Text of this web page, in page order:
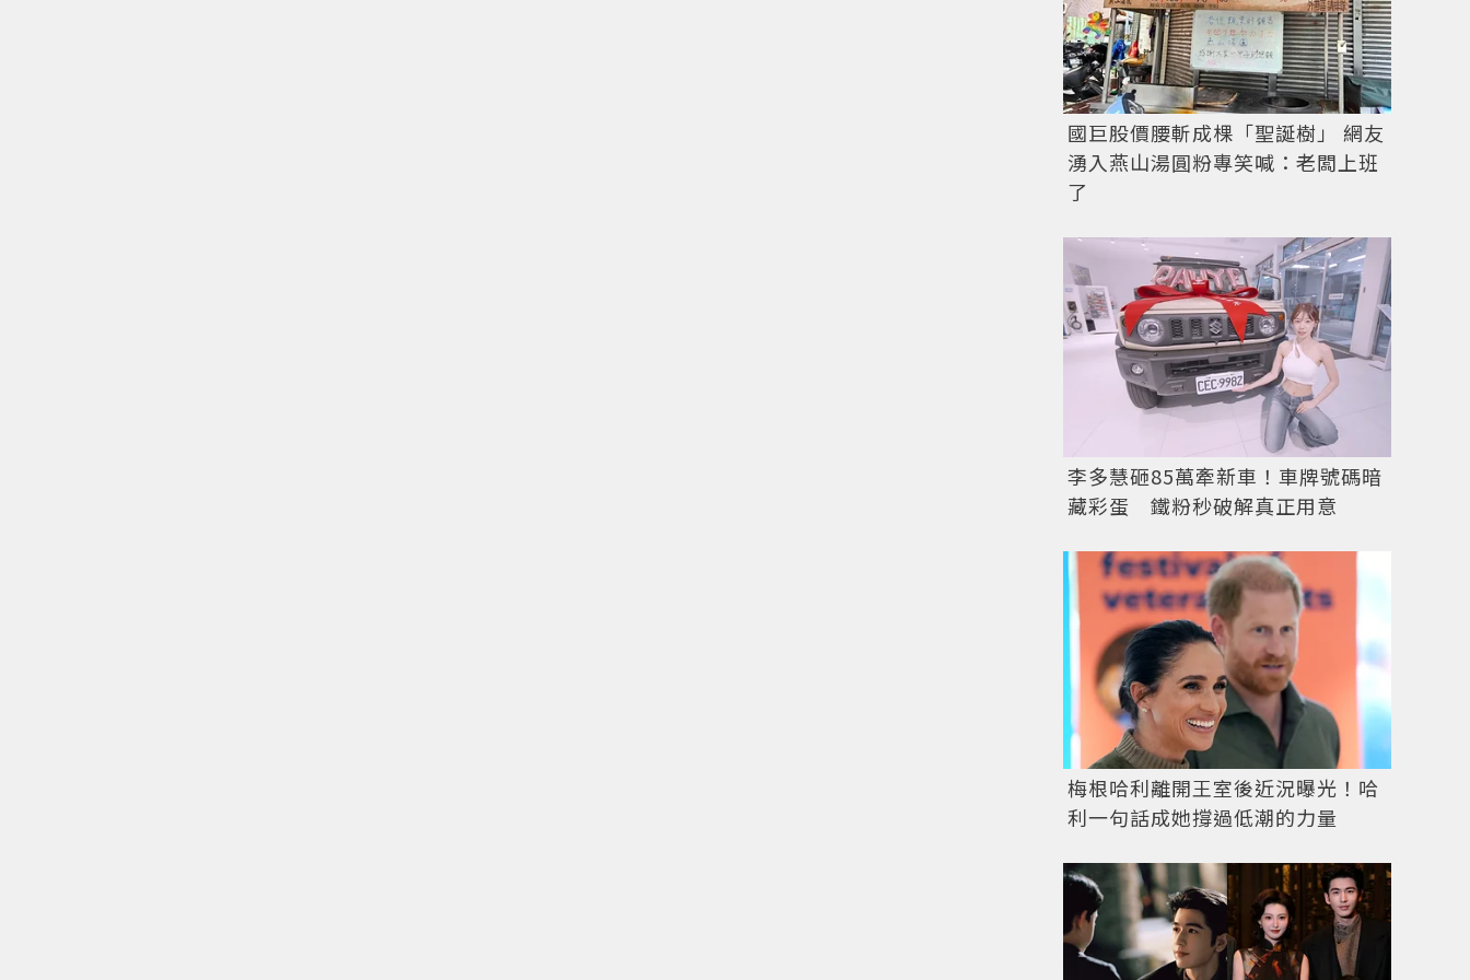
國巨股價腰斬成棵「聖誕樹」 網友
湧入燕山湯圓粉專笑喊：老闆上班
了
李多慧砸85萬牽新車！車牌號碼暗
藏彩蛋 鐵粉秒破解真正用意
梅根哈利離開王室後近況曝光！哈
利一句話成她撐過低潮的力量